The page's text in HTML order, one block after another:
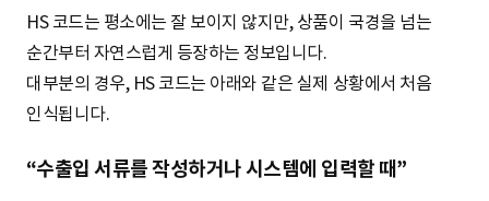
HS 코드는 평소에는 잘 보이지 않지만, 상품이 국경을 넘는
순간부터 자연스럽게 등장하는 정보입니다.
대부분의 경우, HS 코드는 아래와 같은 실제 상황에서 처음
인식됩니다.
“수출입 서류를 작성하거나 시스템에 입력할 때”